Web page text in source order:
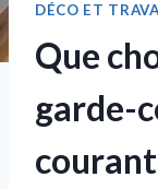
DÉCO ET
Que
garde-